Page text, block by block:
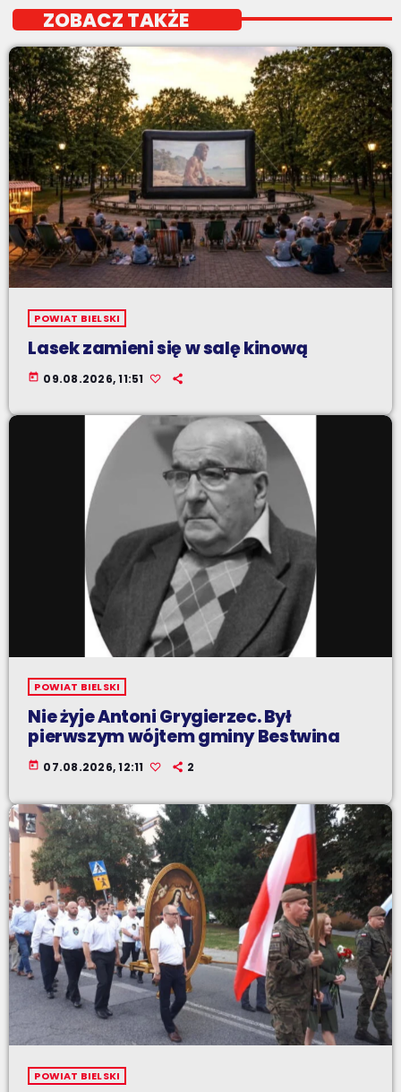
ZOBACZ TAKŻE
POWIAT BIELSKI
Lasek zamieni się w salę kinową
today 09.08.2026, 11:51
POWIAT BIELSKI
Nie żyje Antoni Grygierzec. Był
pierwszym wójtem gminy Bestwina
today 07.08.2026, 12:11 2
POWIAT BIELSKI